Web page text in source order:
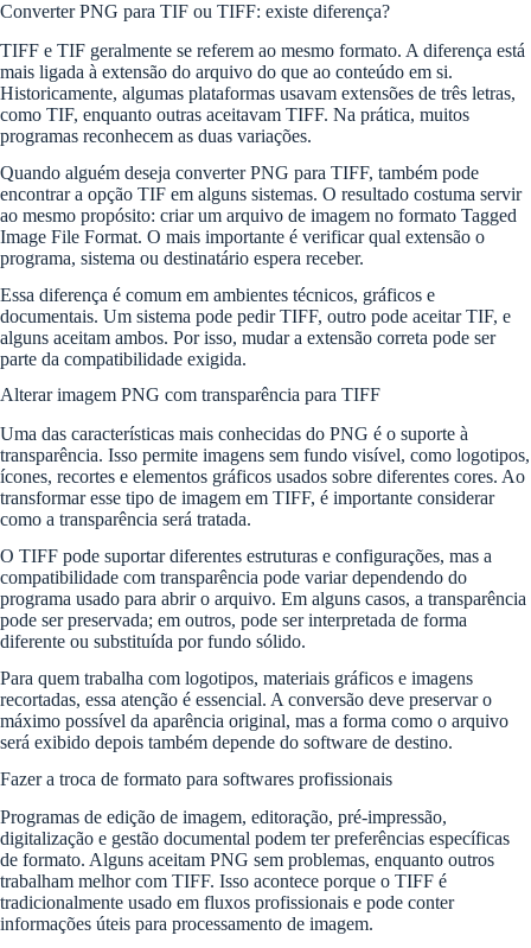
Converter PNG para TIF ou TIFF: existe diferença?
TIFF e TIF geralmente se referem ao mesmo formato. A diferença está
mais ligada à extensão do arquivo do que ao conteúdo em si.
Historicamente, algumas plataformas usavam extensões de três letras,
como TIF, enquanto outras aceitavam TIFF. Na prática, muitos
programas reconhecem as duas variações.
Quando alguém deseja converter PNG para TIFF, também pode
encontrar a opção TIF em alguns sistemas. O resultado costuma servir
ao mesmo propósito: criar um arquivo de imagem no formato Tagged
Image File Format. O mais importante é verificar qual extensão o
programa, sistema ou destinatário espera receber.
Essa diferença é comum em ambientes técnicos, gráficos e
documentais. Um sistema pode pedir TIFF, outro pode aceitar TIF, e
alguns aceitam ambos. Por isso, mudar a extensão correta pode ser
parte da compatibilidade exigida.
Alterar imagem PNG com transparência para TIFF
Uma das características mais conhecidas do PNG é o suporte à
transparência. Isso permite imagens sem fundo visível, como logotipos,
ícones, recortes e elementos gráficos usados sobre diferentes cores. Ao
transformar esse tipo de imagem em TIFF, é importante considerar
como a transparência será tratada.
O TIFF pode suportar diferentes estruturas e configurações, mas a
compatibilidade com transparência pode variar dependendo do
programa usado para abrir o arquivo. Em alguns casos, a transparência
pode ser preservada; em outros, pode ser interpretada de forma
diferente ou substituída por fundo sólido.
Para quem trabalha com logotipos, materiais gráficos e imagens
recortadas, essa atenção é essencial. A conversão deve preservar o
máximo possível da aparência original, mas a forma como o arquivo
será exibido depois também depende do software de destino.
Fazer a troca de formato para softwares profissionais
Programas de edição de imagem, editoração, pré-impressão,
digitalização e gestão documental podem ter preferências específicas
de formato. Alguns aceitam PNG sem problemas, enquanto outros
trabalham melhor com TIFF. Isso acontece porque o TIFF é
tradicionalmente usado em fluxos profissionais e pode conter
informações úteis para processamento de imagem.